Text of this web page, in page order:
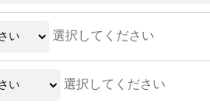
選択してください
選択してください